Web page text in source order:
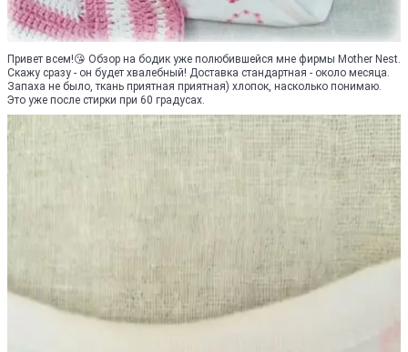
Привет всем!😘 Обзор на бодик уже полюбившейся мне фирмы Mother Nest.
Скажу сразу - он будет хвалебный! Доставка стандартная - около месяца.
Запаха не было, ткань приятная приятная) хлопок, насколько понимаю.
Это уже после стирки при 60 градусах.